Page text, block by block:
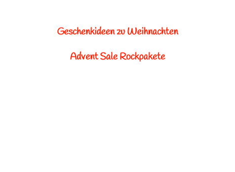
Geschenkideen zu Weihnachten
Advent Sale Rockpakete